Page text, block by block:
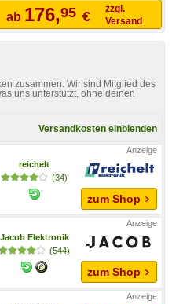
ab 176,95 €
zzgl.
Versand
zusammen. Wir sind Mitglied des
uns unterstützt, ohne deinen
Versandkosten einblenden
reichelt
(34)
zum Shop
Jacob Elektronik
(544)
zum Shop